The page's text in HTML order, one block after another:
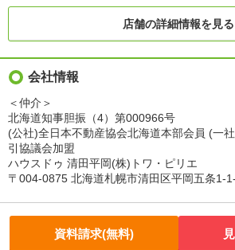
店舗の詳細情報を見る
会社情報
＜仲介＞
北海道知事胆振（4）第000966号
(公社)全日本不動産協会北海道本部会員 (一
引協議会加盟
ハウスドゥ 清田平岡(株)トワ・ピリエ
〒004-0875 北海道札幌市清田区平岡五条1-
資料請求(無料)